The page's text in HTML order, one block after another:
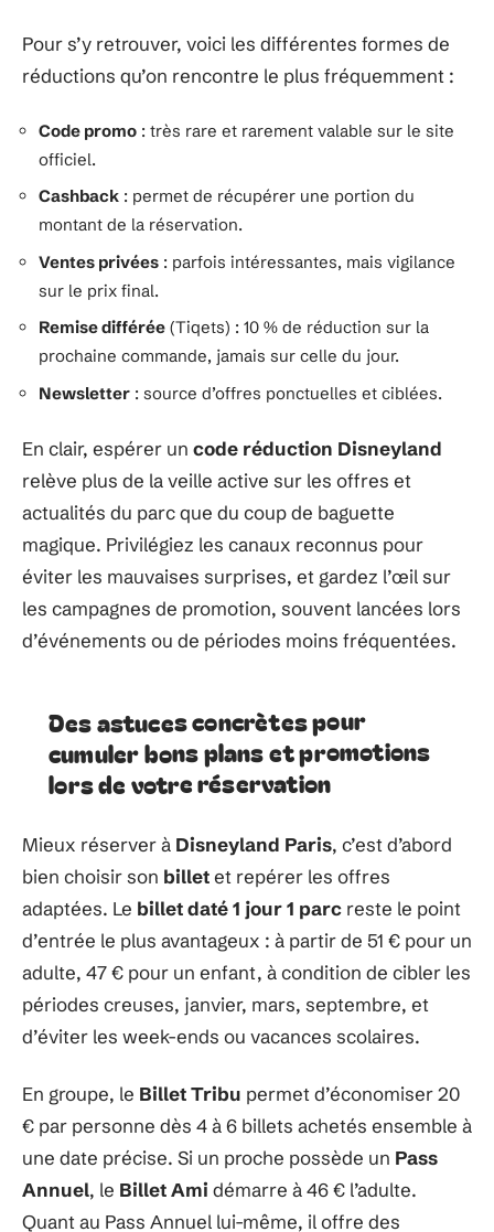
Pour s’y retrouver, voici les différentes formes de
réductions qu’on rencontre le plus fréquemment :
Code promo : très rare et rarement valable sur le site
officiel.
Cashback : permet de récupérer une portion du
montant de la réservation.
Ventes privées : parfois intéressantes, mais vigilance
sur le prix final.
Remise différée (Tiqets) : 10 % de réduction sur la
prochaine commande, jamais sur celle du jour.
Newsletter : source d’offres ponctuelles et ciblées.
En clair, espérer un code réduction Disneyland
relève plus de la veille active sur les offres et
actualités du parc que du coup de baguette
magique. Privilégiez les canaux reconnus pour
éviter les mauvaises surprises, et gardez l’œil sur
les campagnes de promotion, souvent lancées lors
d’événements ou de périodes moins fréquentées.
Des astuces concrètes pour
cumuler bons plans et promotions
lors de votre réservation
Mieux réserver à Disneyland Paris, c’est d’abord
bien choisir son billetet repérer les offres
adaptées. Le billet daté 1 jour 1 parc reste le point
d’entrée le plus avantageux : à partir de 51 € pour un
adulte, 47 € pour un enfant, à condition de cibler les
périodes creuses, janvier, mars, septembre, et
d’éviter les week-ends ou vacances scolaires.
En groupe, le Billet Tribu permet d’économiser 20
€ par personne dès 4 à 6 billets achetés ensemble à
une date précise. Si un proche possède un Pass
Annuel, le Billet Ami démarre à 46 € l’adulte.
Quant au Pass Annuel lui-même, il offre des